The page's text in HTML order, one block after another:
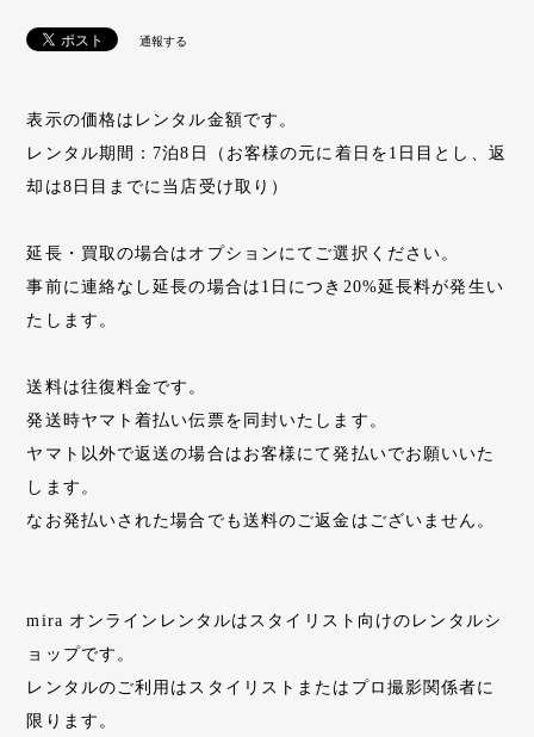
通報する
表示の価格はレンタル金額です。
レンタル期間：7泊8日（お客様の元に着日を1日目とし、返
却は8日目までに当店受け取り）
延長・買取の場合はオプションにてご選択ください。
事前に連絡なし延長の場合は1日につき20%延長料が発生い
たします。
送料は往復料金です。
発送時ヤマト着払い伝票を同封いたします。
ヤマト以外で返送の場合はお客様にて発払いでお願いいた
します。
なお発払いされた場合でも送料のご返金はございません。
mira オンラインレンタルはスタイリスト向けのレンタルシ
ョップです。
レンタルのご利用はスタイリストまたはプロ撮影関係者に
限ります。